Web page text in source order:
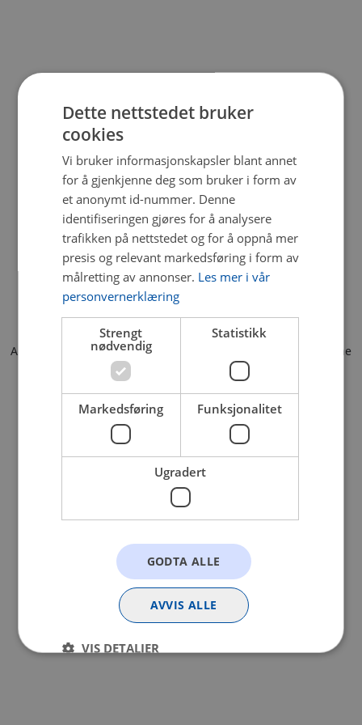
Application error: a client-side exception has occurred (see the
browser console for more information).
Dette nettstedet bruker
cookies
Vi bruker informasjonskapsler blant annet
for å gjenkjenne deg som bruker i form av
et anonymt id-nummer. Denne
identifiseringen gjøres for å analysere
trafikken på nettstedet og for å oppnå mer
presis og relevant markedsføring i form av
målretting av annonser. Les mer i vår
personvernerklæring
Strengt
nødvendig
Statistikk
Markedsføring Funksjonalitet
Ugradert
GODTA ALLE
AVVIS ALLE
VIS DETALJER